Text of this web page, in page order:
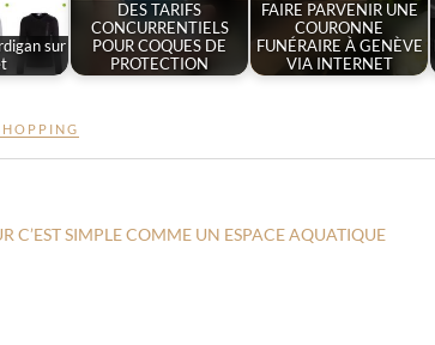
sur
DES TARIFS
CONCURRENTIELS
POUR COQUES DE
PROTECTION
FAIRE PARVENIR UNE
COURONNE
FUNÉRAIRE À GENÈVE
VIA INTERNET
C’EST SIMPLE COMME UN ESPACE AQUATIQUE